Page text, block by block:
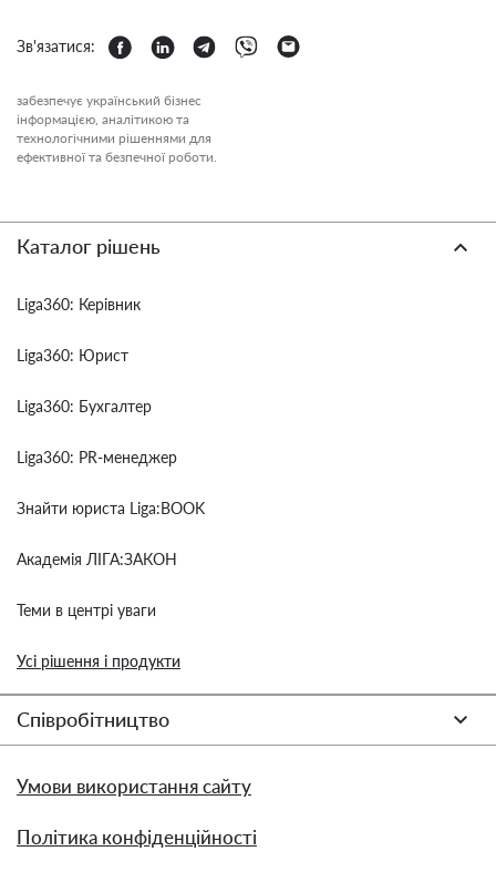
Зв'язатися:
забезпечує український бізнес
інформацією, аналітикою та
технологічними рішеннями для
ефективної та безпечної роботи.
Каталог рішень
Liga360: Керівник
Liga360: Юрист
Liga360: Бухгалтер
Liga360: PR-менеджер
Знайти юриста Liga:BOOK
Академія ЛІГА:ЗАКОН
Теми в центрі уваги
Усі рішення і продукти
Співробітництво
Умови використання сайту
Політика конфіденційності